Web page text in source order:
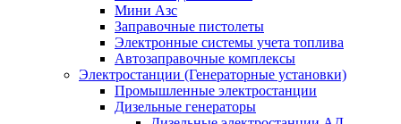
Мини Азс
Заправочные пистолеты
Электронные системы учета топлива
Автозаправочные комплексы
Электростанции (Генераторные установки)
Промышленные электростанции
Дизельные генераторы